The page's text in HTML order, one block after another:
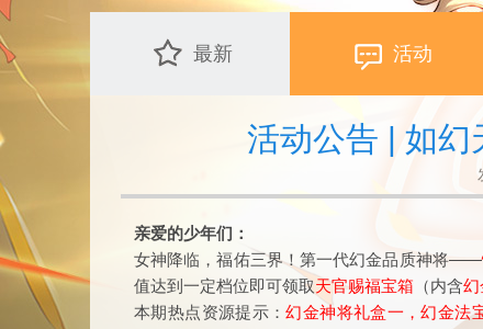
最新 活动
活动公告 | 如幻
亲爱的少年们：
女神降临，福佑三界！第一代幻金品质神将——
值达到一定档位即可领取天官赐福宝箱 （内含幻
本期热点资源提示：幻金神将礼盒一，幻金法